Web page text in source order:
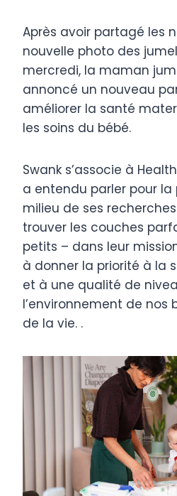
Après avoir partagé les
nouvelle photo des
mercredi, la maman
annoncé un nouveau
améliorer la santé
les soins du bébé.
Swank s’associe à
a entendu parler pour la
milieu de ses
trouver les couches
petits – dans leur
à donner la priorité à la
et à une qualité de
l’environnement de nos
de la vie. .